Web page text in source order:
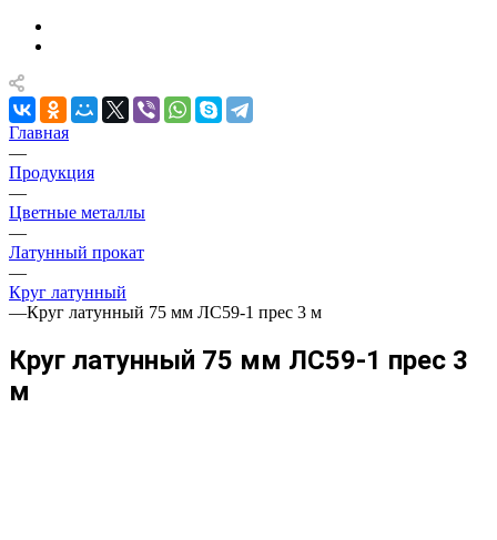
Главная
—
Продукция
—
Цветные металлы
—
Латунный прокат
—
Круг латунный
—Круг латунный 75 мм ЛС59-1 прес 3 м
Круг латунный 75 мм ЛС59-1 прес 3
м